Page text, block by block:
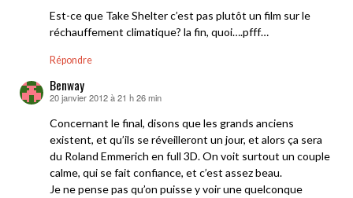
Est-ce que Take Shelter c’est pas plutôt un film sur le
réchauffement climatique? la fin, quoi….pfff…
Répondre
Benway
dit :
20 janvier 2012 à 21 h 26 min
Concernant le final, disons que les grands anciens
existent, et qu’ils se réveilleront un jour, et alors ça sera
du Roland Emmerich en full 3D. On voit surtout un couple
calme, qui se fait confiance, et c’est assez beau.
Je ne pense pas qu’on puisse y voir une quelconque